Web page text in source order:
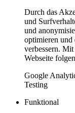
Durch das
und
und
optimieren und
verbessern.
Webseite
Google
Testing
Funktional